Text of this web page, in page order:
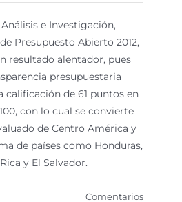
e Investigación,
Presupuesto Abierto 2012,
resultado alentador, pues
presupuestaria
calificación de 61 puntos en
con lo cual se convierte
de Centro América y
de países como Honduras,
y El Salvador.
Comentarios